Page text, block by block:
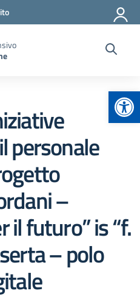
personale
–
il futuro” is “f.
– polo